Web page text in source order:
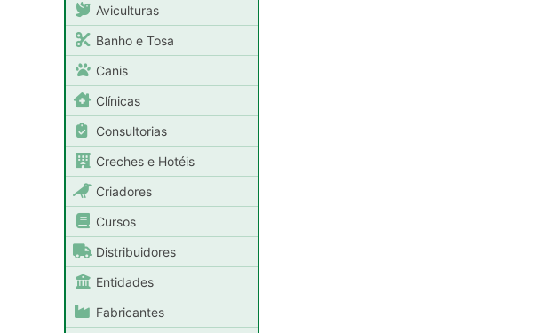
Aviculturas
Banho e Tosa
Canis
Clínicas
Consultorias
Creches e Hotéis
Criadores
Cursos
Distribuidores
Entidades
Fabricantes